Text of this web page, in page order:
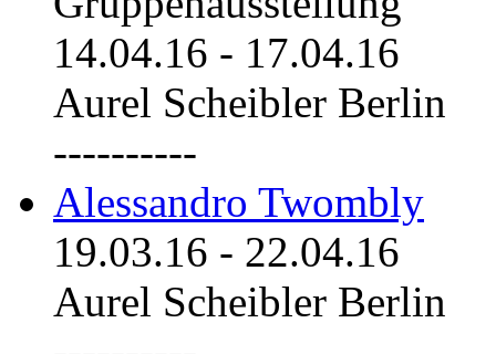
14.04.16 - 17.04.16
Aurel Scheibler Berlin
----------
Alessandro Twombly
19.03.16 - 22.04.16
Aurel Scheibler Berlin